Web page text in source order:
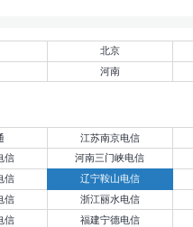
北京
河南
江苏南京电信
信 河南三门峡电信
信 辽宁鞍山电信
信 浙江丽水电信
信 福建宁德电信